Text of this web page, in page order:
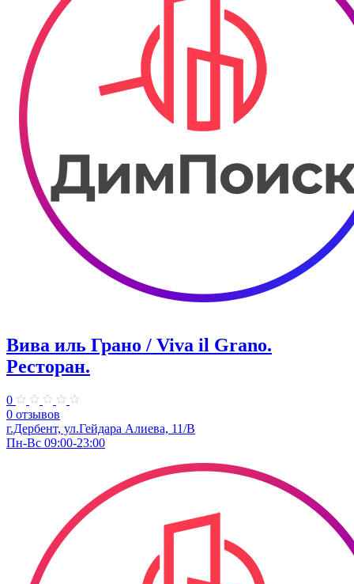
Вива иль Грано / Viva il Grano.
Ресторан.
0
0 отзывов
г.Дербент, ул.Гейдара Алиева, 11/В
Пн-Вс 09:00-23:00